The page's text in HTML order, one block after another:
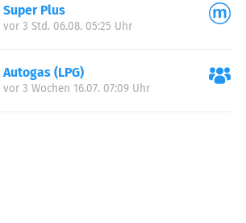
Super Plus
vor 3 Std. 06.08. 05:25 Uhr
Autogas (LPG)
vor 3 Wochen 16.07. 07:09 Uhr